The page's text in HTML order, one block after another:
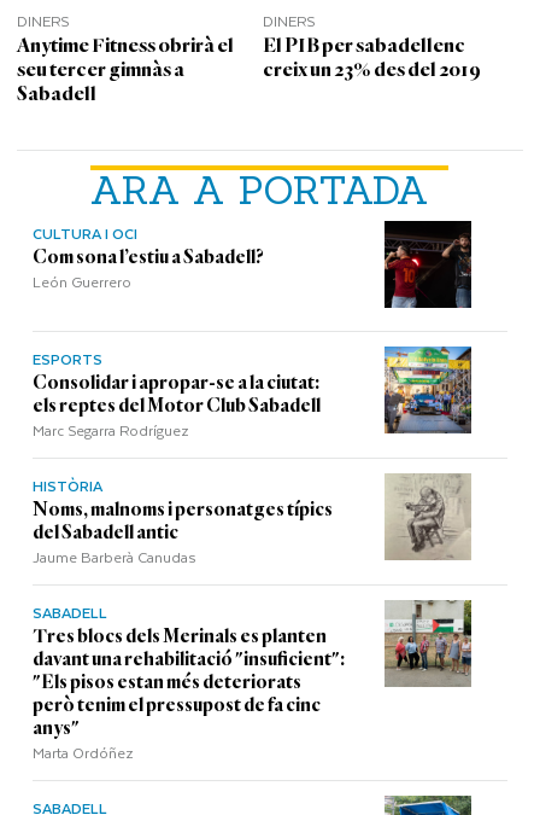
ARA A PORTADA
CULTURA I OCI
Com sona l’estiu a Sabadell?
León Guerrero
ESPORTS
Consolidar i apropar-se a la ciutat:
els reptes del Motor Club Sabadell
Marc Segarra Rodríguez
HISTÒRIA
Noms, malnoms i personatges típics
del Sabadell antic
Jaume Barberà Canudas
SABADELL
Tres blocs dels Merinals es planten
davant una rehabilitació "insuficient":
"Els pisos estan més deteriorats
però tenim el pressupost de fa cinc
anys"
Marta Ordóñez
SABADELL
DINERS
Anytime Fitness obrirà el
seu tercer gimnàs a
Sabadell
DINERS
El PIB per sabadellenc
creix un 23% des del 2019